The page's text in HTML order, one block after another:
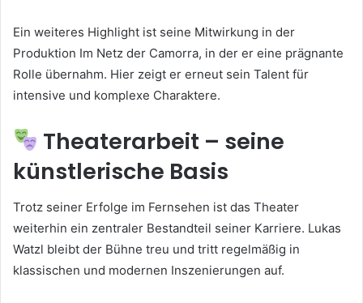
Ein weiteres Highlight ist seine Mitwirkung in der
Produktion Im Netz der Camorra, in der er eine prägnante
Rolle übernahm. Hier zeigt er erneut sein Talent für
intensive und komplexe Charaktere.
Theaterarbeit – seine
künstlerische Basis
Trotz seiner Erfolge im Fernsehen ist das Theater
weiterhin ein zentraler Bestandteil seiner Karriere. Lukas
Watzl bleibt der Bühne treu und tritt regelmäßig in
klassischen und modernen Inszenierungen auf.